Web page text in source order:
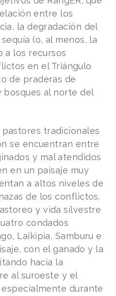
entre los
la degradación del
(o, al menos, la
a los recursos
en el Triángulo
de praderas de
bosques al norte del
tradicionales
se encuentran entre
y mal atendidos
en un paisaje muy
a altos niveles de
de los conflictos.
y vida silvestre
condados
Laikipia, Samburu e
con el ganado y la
hacia la
al suroeste y el
durante